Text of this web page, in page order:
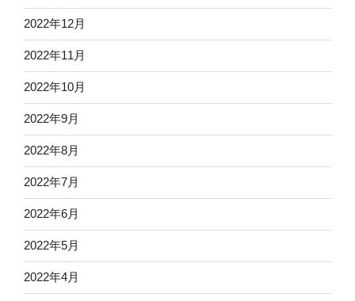
2022年12月
2022年11月
2022年10月
2022年9月
2022年8月
2022年7月
2022年6月
2022年5月
2022年4月